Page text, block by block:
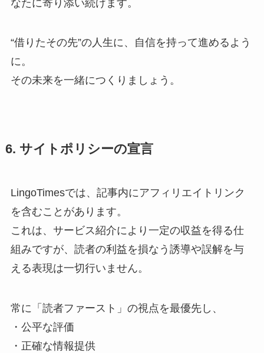
なたに寄り添い続けます。
“借りたその先”の人生に、自信を持って進めるよう
に。
その未来を一緒につくりましょう。
6. サイトポリシーの宣言
LingoTimesでは、記事内にアフィリエイトリンク
を含むことがあります。
これは、サービス紹介により一定の収益を得る仕
組みですが、読者の利益を損なう誘導や誤解を与
える表現は一切行いません。
常に「読者ファースト」の視点を最優先し、
・公平な評価
・正確な情報提供